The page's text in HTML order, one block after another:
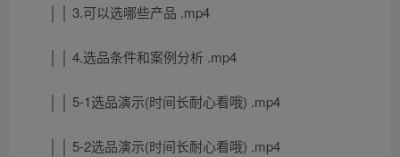
│ │ 3.可以选哪些产品 .mp4
│ │ 4.选品条件和案例分析 .mp4
│ │ 5-1选品演示(时间长耐心看哦) .mp4
│ │ 5-2选品演示(时间长耐心看哦) .mp4